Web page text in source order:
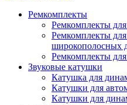
Ремкомплекты
Ремкомплекты
Ремкомплекты
широкополосных
Ремкомплекты
Звуковые катушки
Катушка для
Катушки для
Катушки для